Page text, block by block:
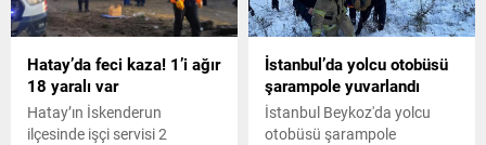
Hatay’da feci kaza! 1’i ağır
18 yaralı var
Hatay’ın İskenderun
ilçesinde işçi servisi 2
İstanbul’da yolcu otobüsü
şarampole yuvarlandı
İstanbul Beykoz'da yolcu
otobüsü şarampole